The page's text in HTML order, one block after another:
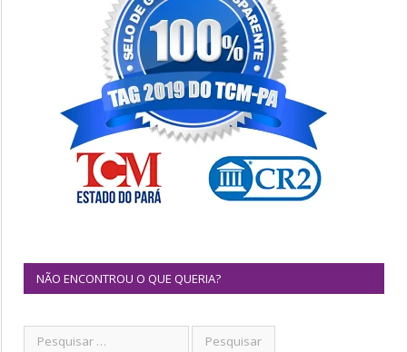
NÃO ENCONTROU O QUE QUERIA?